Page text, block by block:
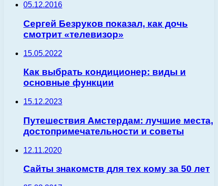
05.12.2016
Сергей Безруков показал, как дочь
смотрит «телевизор»
15.05.2022
Как выбрать кондиционер: виды и
основные функции
15.12.2023
Путешествия Амстердам: лучшие места,
достопримечательности и советы
12.11.2020
Сайты знакомств для тех кому за 50 лет